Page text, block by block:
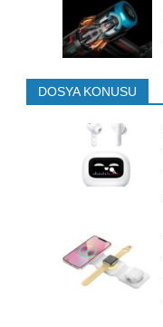
DOSYA KONUSU